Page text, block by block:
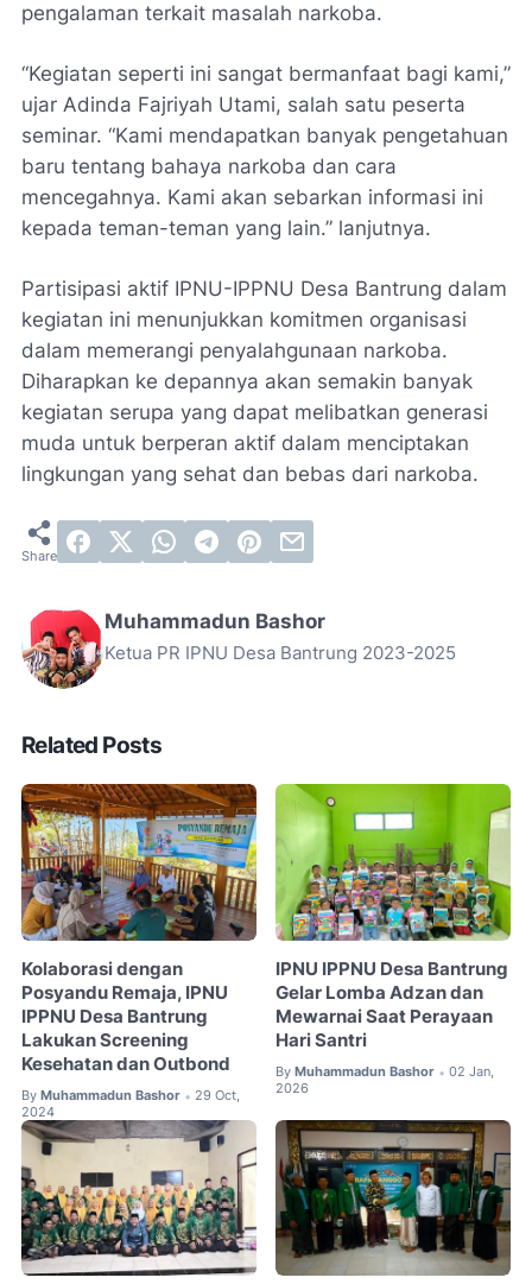
pengalaman terkait masalah narkoba.
“Kegiatan seperti ini sangat bermanfaat bagi kami,”
ujar Adinda Fajriyah Utami, salah satu peserta
seminar. “Kami mendapatkan banyak pengetahuan
baru tentang bahaya narkoba dan cara
mencegahnya. Kami akan sebarkan informasi ini
kepada teman-teman yang lain.” lanjutnya.
Partisipasi aktif IPNU-IPPNU Desa Bantrung dalam
kegiatan ini menunjukkan komitmen organisasi
dalam memerangi penyalahgunaan narkoba.
Diharapkan ke depannya akan semakin banyak
kegiatan serupa yang dapat melibatkan generasi
muda untuk berperan aktif dalam menciptakan
lingkungan yang sehat dan bebas dari narkoba.
Muhammadun Bashor
Ketua PR IPNU Desa Bantrung 2023-2025
Related Posts
Kolaborasi dengan
Posyandu Remaja, IPNU
IPPNU Desa Bantrung
Lakukan Screening
Kesehatan dan Outbond
By Muhammadun Bashor • 29 Oct,
2024
IPNU IPPNU Desa Bantrung
Gelar Lomba Adzan dan
Mewarnai Saat Perayaan
Hari Santri
By Muhammadun Bashor • 02 Jan,
2026